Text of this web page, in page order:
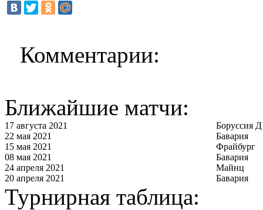
Комментарии:
Ближайшие матчи:
17 августа 2021
Боруссия Д
22 мая 2021
Бавария
15 мая 2021
Фрайбург
08 мая 2021
Бавария
24 апреля 2021
Майнц
20 апреля 2021
Бавария
Турнирная таблица: